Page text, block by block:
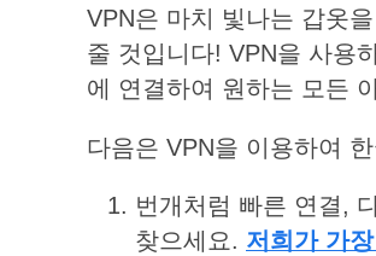
VPN은 마치 빛나는 갑옷
줄 것입니다! VPN을 사용
에 연결하여 원하는 모든
다음은 VPN을 이용하여
번개처럼 빠른 연결,
찾으세요. 저희가 가장